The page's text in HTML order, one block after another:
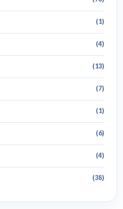
(1)
(4)
(13)
(7)
(1)
(6)
(4)
(38)